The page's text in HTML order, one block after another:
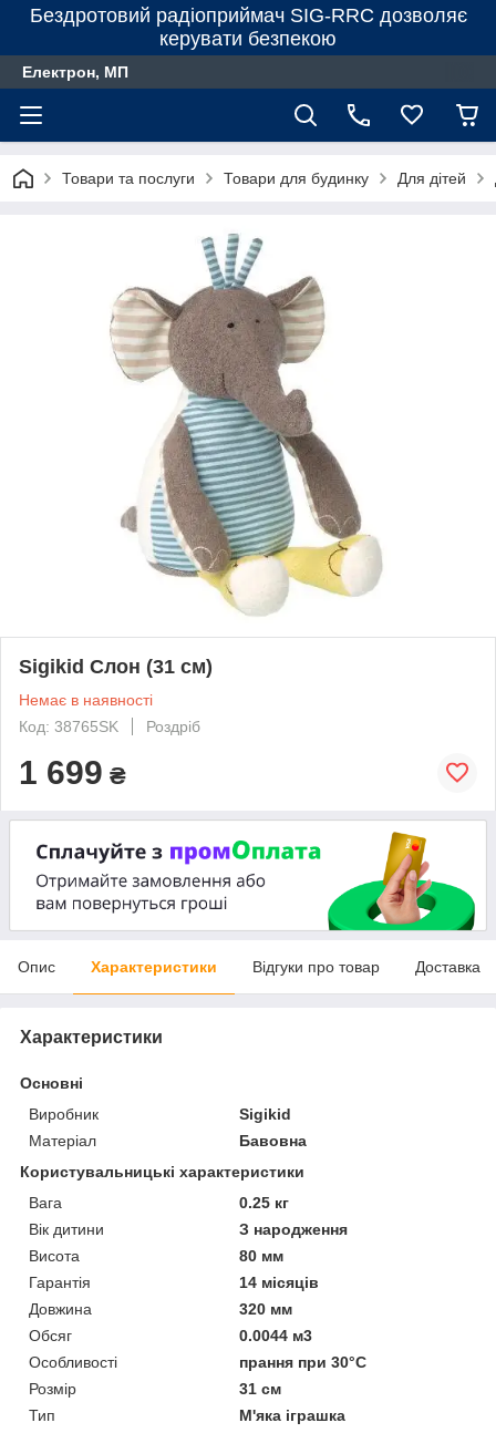
Бездротовий радіоприймач SIG-RRC дозволяє
керувати безпекою
Електрон, МП
Товари та послуги Товари для будинку Для дiтей
Sigikid Слон (31 см)
Немає в наявності
Код: 38765SK
Роздріб
1 699 ₴
Опис Характеристики Відгуки про товар Доставка
Характеристики
Основні
Виробник
Sigikid
Матеріал
Бавовна
Користувальницькі характеристики
Вага
0.25 кг
Вік дитини
З народження
Висота
80 мм
Гарантія
14 місяців
Довжина
320 мм
Обсяг
0.0044 м3
Особливості
прання при 30°C
Розмір
31 см
Тип
М'яка іграшка